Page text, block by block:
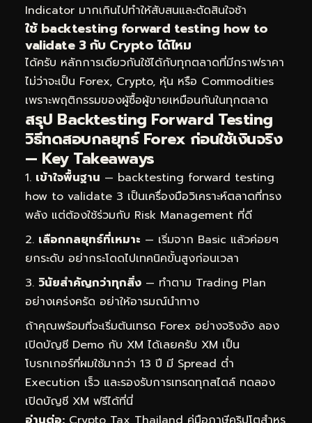
Indicator มากเกินไปทำให้สับสนและตัดสินใจช้า
ใช้ backtesting forward testing how to
validate 3 กับ Crypto ได้ไหม
ได้ครับ หลักการเดียวกันใช้ได้กับทุกตลาดที่มีกราฟราคา
ไม่ว่าจะเป็น Forex, Crypto, หุ้น หรือ Commodities
เพราะพฤติกรรมของผู้ซื้อผู้ขายเหมือนกันในทุกตลาด
สรุป Backtesting Forward Testing
วิธีทดสอบกลยุทธ์ Forex ก่อนใช้เงินจริง
— Key Takeaways
เข้าใจพื้นฐาน — backtesting forward testing
how to validate 3 เป็นเครื่องมือวิเคราะห์ตลาดที่ทรง
พลัง แต่ต้องใช้ร่วมกับ Risk Management ที่ดี
เลือกกลยุทธ์ที่เหมาะ — เริ่มจาก Basic แล้วค่อยๆ
ยกระดับ อย่ากระโดดไปเทคนิคขั้นสูงก่อนเวลา
วินัยสำคัญกว่าทุกสิ่ง — ทำตาม Trading Plan
อย่างเคร่งครัด อย่าให้อารมณ์นำทาง
ถ้าคุณพร้อมที่จะเริ่มต้นเทรด Forex อย่างจริงจัง ลอง
เปิดบัญชี Demo กับ XM ได้เลยครับ XM เป็น
โบรกเกอร์ที่ผมใช้มากว่า 13 ปี มี Spread ต่ำ
Execution เร็ว และรองรับการเทรดทุกสไตล์ ทดลอง
เปิดบัญชี XM ฟรีได้ที่นี่